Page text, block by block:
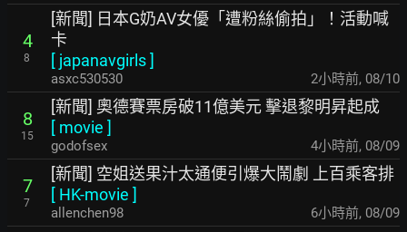
4
8
[新聞] 日本G奶AV女優「遭粉絲偷拍」！活動喊
卡
[ japanavgirls]
asxc530530 2小時前, 08/10
8
15
[新聞] 奧德賽票房破11億美元 擊退黎明昇起成
[ movie ]
godofsex 4小時前, 08/09
7
7
[新聞] 空姐送果汁太通便引爆大鬧劇 上百乘客排
[ HK-movie ]
allenchen98 6小時前, 08/09